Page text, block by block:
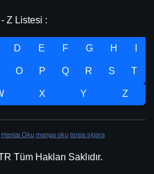
Z Listesi :
D E F G H
O P Q R S T
X Y Z
Hentai Oku manga oku terea sigara
Tüm Hakları Saklıdır.